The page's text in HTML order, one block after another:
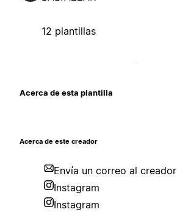
12 plantillas
Acerca de esta plantilla
Acerca de este creador
Envía un correo al creador
Instagram
Instagram